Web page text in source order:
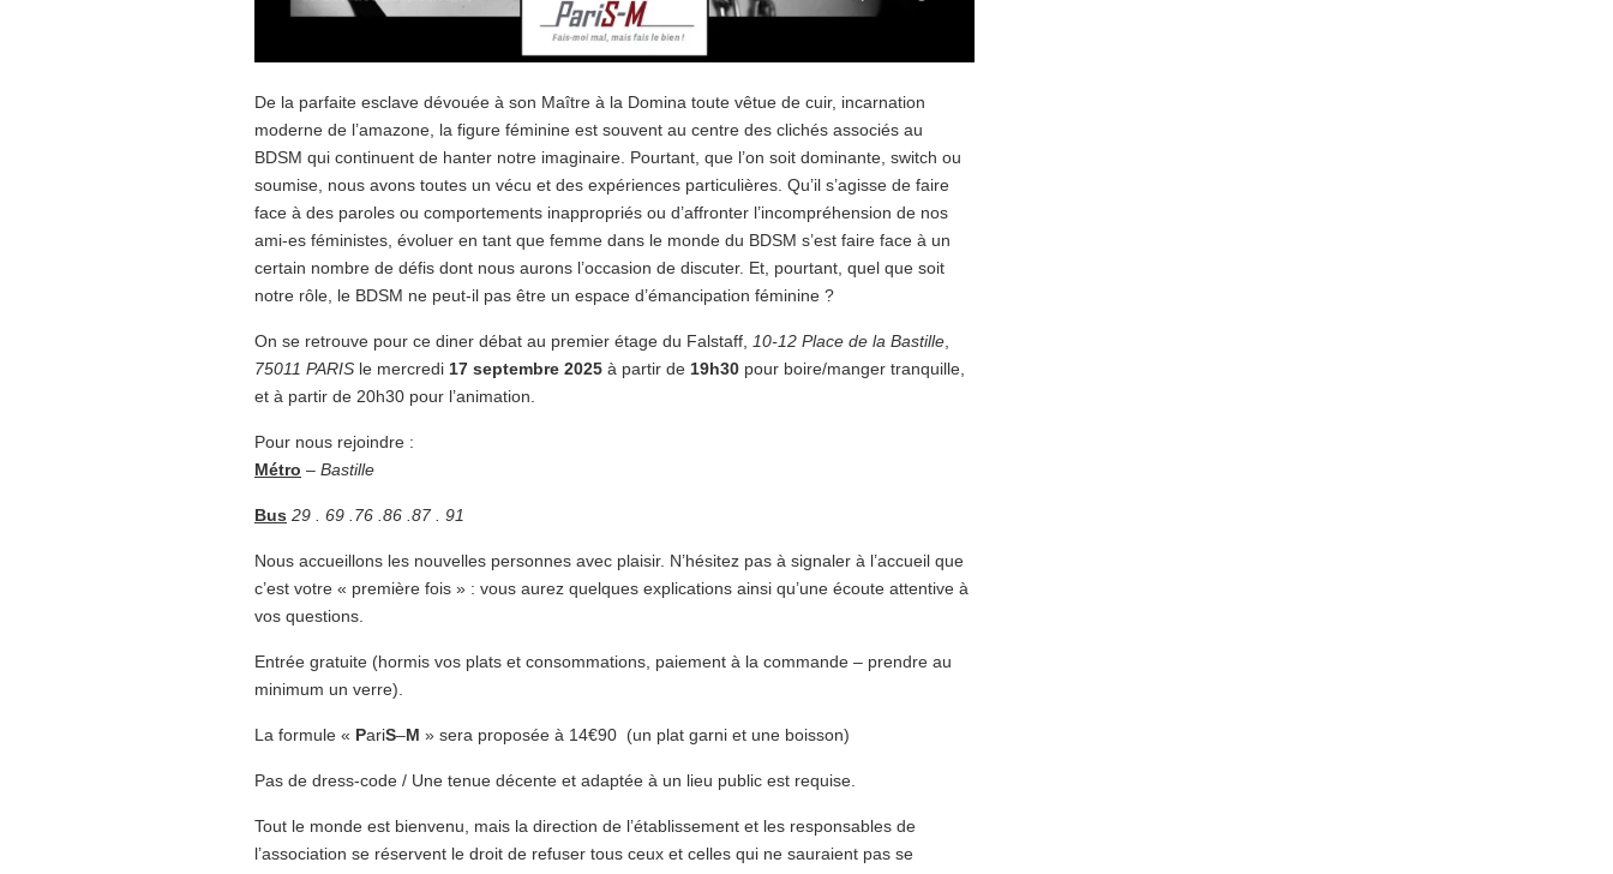
De la parfaite esclave dévouée à son Maître à la Domina toute vêtue de cuir, incarnation
moderne de l’amazone, la figure féminine est souvent au centre des clichés associés au
BDSM qui continuent de hanter notre imaginaire. Pourtant, que l’on soit dominante, switch ou
soumise, nous avons toutes un vécu et des expériences particulières. Qu’il s’agisse de faire
face à des paroles ou comportements inappropriés ou d’affronter l’incompréhension de nos
ami-es féministes, évoluer en tant que femme dans le monde du BDSM s’est faire face à un
certain nombre de défis dont nous aurons l’occasion de discuter. Et, pourtant, quel que soit
notre rôle, le BDSM ne peut-il pas être un espace d’émancipation féminine ?
On se retrouve pour ce diner débat au premier étage du Falstaff, 10-12 Place de la Bastille
75011 PARIS le mercredi 17 septembre 2025 à partir de 19h30 pour boire/manger tranquille,
et à partir de 20h30 pour l’animation.
Pour nous rejoindre :
Métro – Bastille
Bus 29 . 69 .76 .86 .87 . 91
Nous accueillons les nouvelles personnes avec plaisir. N’hésitez pas à signaler à l’accueil que
c’est votre « première fois » : vous aurez quelques explications ainsi qu’une écoute attentive à
vos questions.
Entrée gratuite (hormis vos plats et consommations, paiement à la commande – prendre au
minimum un verre).
La formule « PariS–M » sera proposée à 14€90 (un plat garni et une boisson)
Pas de dress-code / Une tenue décente et adaptée à un lieu public est requise.
Tout le monde est bienvenu, mais la direction de l’établissement et les responsables de
l’association se réservent le droit de refuser tous ceux et celles qui ne sauraient pas se